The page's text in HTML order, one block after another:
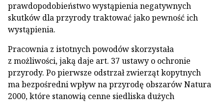
prawdopodobieństwo wystąpienia negatywnych
skutków dla przyrody traktować jako pewność ich
wystąpienia.
Pracownia z istotnych powodów skorzystała
z możliwości, jaką daje art. 37 ustawy o ochronie
przyrody. Po pierwsze odstrzał zwierząt kopytnych
ma bezpośredni wpływ na przyrodę obszarów Natura
2000, które stanowią cenne siedliska dużych